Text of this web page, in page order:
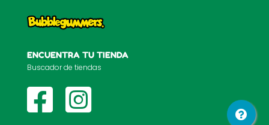
ENCUENTRA TU TIENDA
Buscador de tiendas